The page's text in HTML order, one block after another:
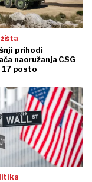
prihodi
naoružanja CSG
17 posto